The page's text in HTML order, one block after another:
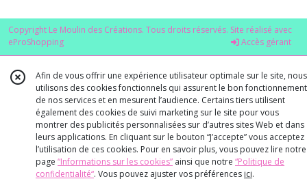
Copyright Le Moulin des Créations. Tous droits réservés. Site réalisé avec
eProShopping
Accès gérant
Afin de vous offrir une expérience utilisateur optimale sur le site, nous
utilisons des cookies fonctionnels qui assurent le bon fonctionnement
de nos services et en mesurent l’audience. Certains tiers utilisent
également des cookies de suivi marketing sur le site pour vous
montrer des publicités personnalisées sur d’autres sites Web et dans
leurs applications. En cliquant sur le bouton “J’accepte” vous acceptez
l’utilisation de ces cookies. Pour en savoir plus, vous pouvez lire notre
page “Informations sur les cookies” ainsi que notre “Politique de
confidentialité“. Vous pouvez ajuster vos préférences ici.